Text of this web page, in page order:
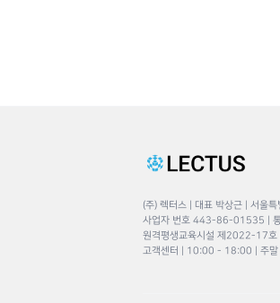
(주) 렉터스 | 대표 박상근 | 서울
사업자 번호 443-86-01535 |
원격평생교육시설 제2022-17호
고객센터 | 10:00 - 18:00 | 주말